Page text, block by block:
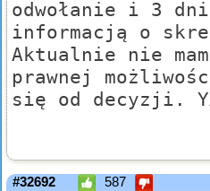
odwołanie i 3
informacją o
Aktualnie nie
prawnej
się od decyzji.
#32692 587